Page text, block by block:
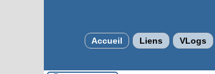
Accueil Liens VLogs